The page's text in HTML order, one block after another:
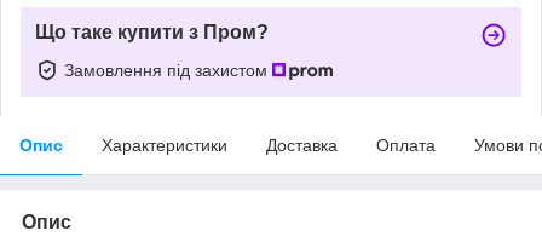
Що таке купити з Пром?
Замовлення під захистом
Опис Характеристики Доставка Оплата Умови
Опис